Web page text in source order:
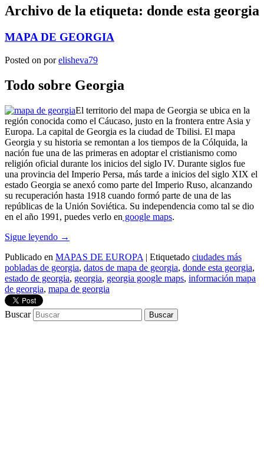
Archivo de la etiqueta: donde esta georgia
MAPA DE GEORGIA
Posted on porelisheva79
Todo sobre Georgia
El territorio del mapa de Georgia se ubica en la
región conocida como el Cáucaso, justo en la frontera entre Asia y
Europa. La capital de Georgia es la ciudad de Tbilisi. El mapa
Georgia y su historia se remontan a los tiempos de la Cólquida, la
nación fue una de las primeras en adoptar el cristianismo como
religión oficial durante los inicios del siglo IV. Durante siglos fue
una provincia del Imperio Persa, más tarde a inicios del siglo XIX el
estado Georgia se anexó como parte del Imperio Ruso, alcanzando
su recuperación hasta 1918 cuando formó parte de una de las
repúblicas de la Unión Soviética. Su independencia como tal se dio
en el año 1991, puedes verlo en google maps.
Sigue leyendo →
Publicado en MAPAS DE EUROPA | Etiquetado ciudades más
pobladas de georgia, datos de mapa de georgia, donde esta georgia,
estado de georgia, georgia, georgia google maps, información mapa
de georgia, mapa de georgia
Buscar